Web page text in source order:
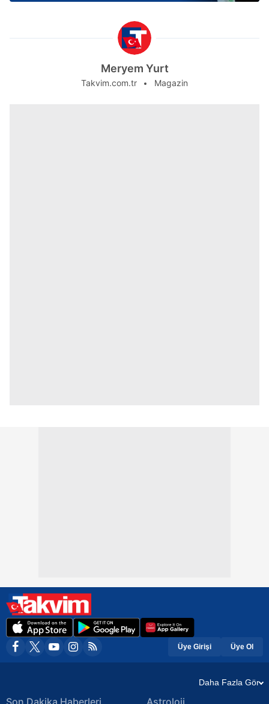
Meryem Yurt
Takvim.com.tr Magazin
Üye Girişi Üye Ol
Daha Fazla Gör
Son Dakika Haberleri Astroloji